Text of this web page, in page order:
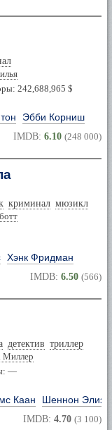
242,688,965 $
Эбби Корниш
IMDB: 6.10 (248 000)
криминал мюзикл
Хэнк Фридман
IMDB: 6.50 (566)
детектив триллер
Миллер
—
Каан Шеннон
IMDB: 4.70 (3 100)